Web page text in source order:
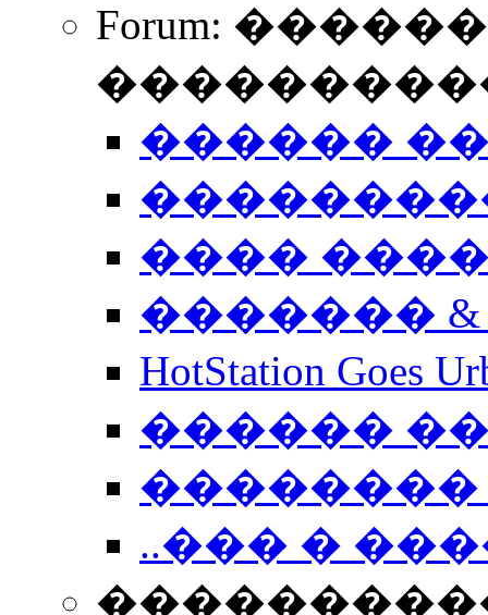
Forum:
������
����
�������
HotStation
������
��������
..��� �
����������